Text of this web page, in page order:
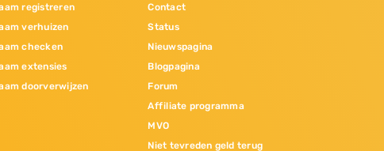
registreren
verhuizen
checken
extensies
doorverwijzen
Contact
Status
Nieuwspagina
Blogpagina
Forum
Affiliate programma
MVO
Niet tevreden geld terug